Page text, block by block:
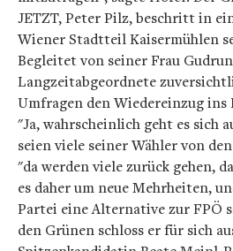
JETZT, Peter Pilz, beschritt in
Wiener Stadtteil Kaisermühlen
Begleitet von seiner Frau
Langzeitabgeordnete
Umfragen den Wiedereinzug ins
"Ja, wahrscheinlich geht es sich
seien viele seiner Wähler von
"da werden viele zurück gehen,
es daher um neue Mehrheiten,
Partei eine Alternative zur FPÖ
den Grünen schloss er für sich